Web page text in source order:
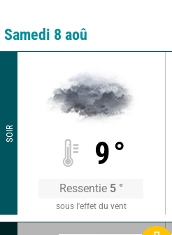
Samedi 8 aoû
SOIR
9°
Ressentie 5 °
sous l'effet du vent